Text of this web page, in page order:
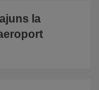
la